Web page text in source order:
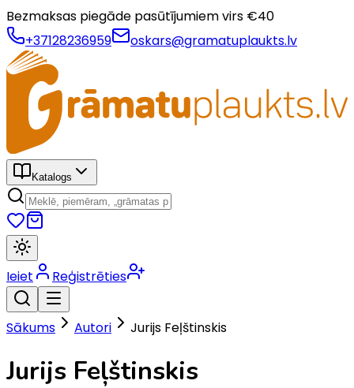
Bezmaksas piegāde pasūtījumiem virs €40
+37128236959
oskars@gramatuplaukts.lv
Katalogs
Ieiet Reģistrēties
Sākums Autori Jurijs Feļštinskis
Jurijs Feļštinskis